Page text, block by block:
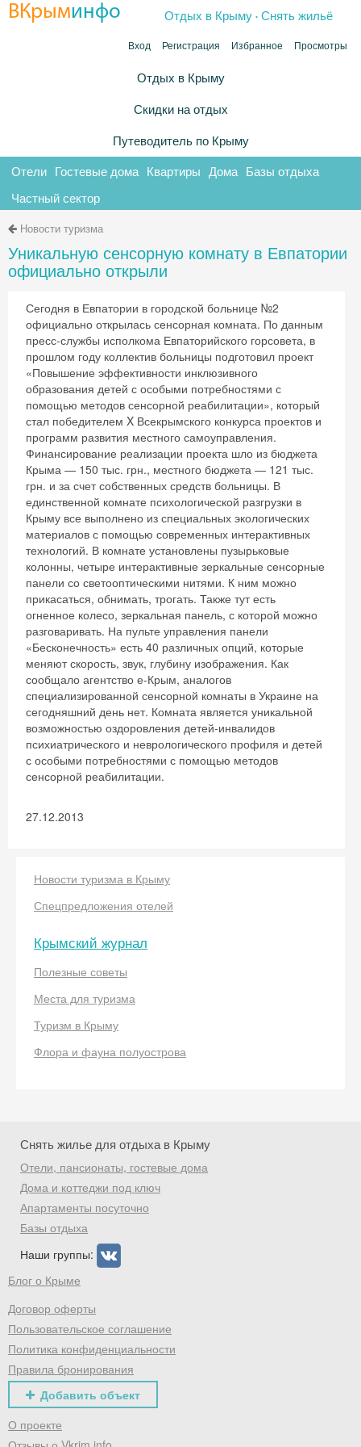
ВКрыминфо Отдых в Крыму .Снять жильё
Вход Регистрация Избранное Просмотры
Отдых в Крыму
Скидки на отдых
Путеводитель по Крыму
Отели Гостевые дома Квартиры Дома Базы отдыха
Частный сектор
Новости туризма
Уникальную сенсорную комнату в Евпатории
официально открыли
Сегодня в Евпатории в городской больнице №2
официально открылась сенсорная комната. По данным
пресс-службы исполкома Евпаторийского горсовета, в
прошлом году коллектив больницы подготовил проект
«Повышение эффективности инклюзивного
образования детей с особыми потребностями с
помощью методов сенсорной реабилитации», который
стал победителем X Всекрымского конкурса проектов и
программ развития местного самоуправления.
Финансирование реализации проекта шло из бюджета
Крыма — 150 тыс. грн., местного бюджета — 121 тыс.
грн. и за счет собственных средств больницы. В
единственной комнате психологической разгрузки в
Крыму все выполнено из специальных экологических
материалов с помощью современных интерактивных
технологий. В комнате установлены пузырьковые
колонны, четыре интерактивные зеркальные сенсорные
панели со светооптическими нитями. К ним можно
прикасаться, обнимать, трогать. Также тут есть
огненное колесо, зеркальная панель, с которой можно
разговаривать. На пульте управления панели
«Бесконечность» есть 40 различных опций, которые
меняют скорость, звук, глубину изображения. Как
сообщало агентство е-Крым, аналогов
специализированной сенсорной комнаты в Украине на
сегодняшний день нет. Комната является уникальной
возможностью оздоровления детей-инвалидов
психиатрического и неврологического профиля и детей
с особыми потребностями с помощью методов
сенсорной реабилитации.
27.12.2013
Новости туризма в Крыму
Спецпредложения отелей
Крымский журнал
Полезные советы
Места для туризма
Туризм в Крыму
Флора и фауна полуострова
Снять жилье для отдыха в Крыму
Отели, пансионаты, гостевые дома
Дома и коттеджи под ключ
Апартаменты посуточно
Базы отдыха
Наши группы:
Блог о Крыме
Договор оферты
Пользовательское соглашение
Политика конфиденциальности
Правила бронирования
Добавить объект
О проекте
Скидка −5%
Хочешь дешевле? Оставь почту и получи